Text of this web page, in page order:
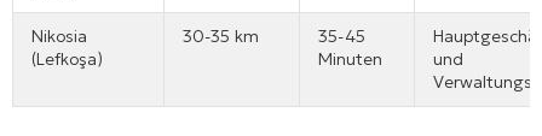
Nikosia
(Lefkoşa)
30-35 km
35-45
Minuten
und